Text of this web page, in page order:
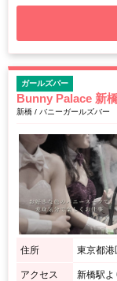
ガールズバー
Bunny Palace 新
新橋 / バニーガールズバー
住所 東京都
アクセス